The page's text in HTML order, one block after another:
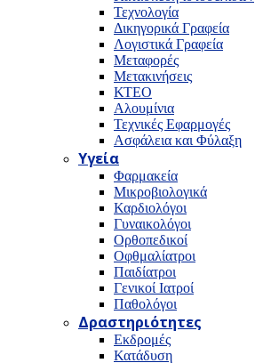
Τεχνολογία
Δικηγορικά Γραφεία
Λογιστικά Γραφεία
Μεταφορές
Μετακινήσεις
ΚΤΕΟ
Αλουμίνια
Τεχνικές Εφαρμογές
Ασφάλεια και Φύλαξη
Υγεία
Φαρμακεία
Μικροβιολογικά
Καρδιολόγοι
Γυναικολόγοι
Ορθοπεδικοί
Οφθμαλίατροι
Παιδίατροι
Γενικοί Ιατροί
Παθολόγοι
Δραστηριότητες
Εκδρομές
Κατάδυση